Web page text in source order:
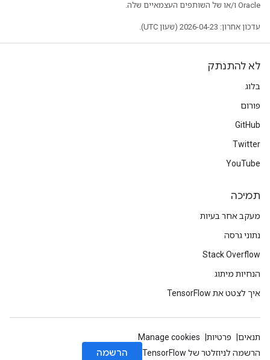
Oracle ו/או של השותפים העצמאיים שלה.
עדכון אחרון: 2026-04-23 (שעון UTC).
לא להתנתק
בלוג
פורום
GitHub
Twitter
YouTube
תמיכה
מעקב אחר בעיות
נתוני גרסה
Stack Overflow
הנחיות מיתוג
איך לצטט את TensorFlow
תנאים פרטיות
Manage cookies
הרשמה לניוזלטר של TensorFlow
הרשמה